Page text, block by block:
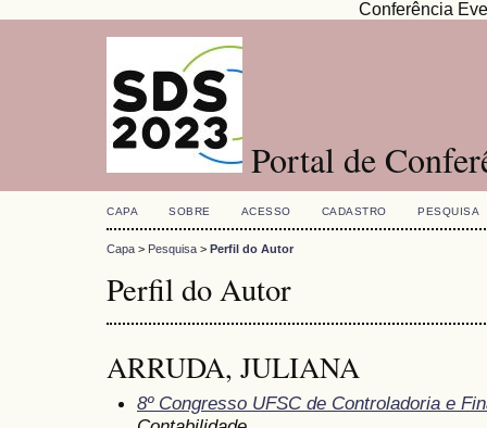
Conferência
Portal de
CAPA SOBRE ACESSO CADASTRO PESQUISA
Capa > Pesquisa > Perfil do Autor
Perfil do Autor
ARRUDA, JULIANA
8º Congresso UFSC de Controladoria e